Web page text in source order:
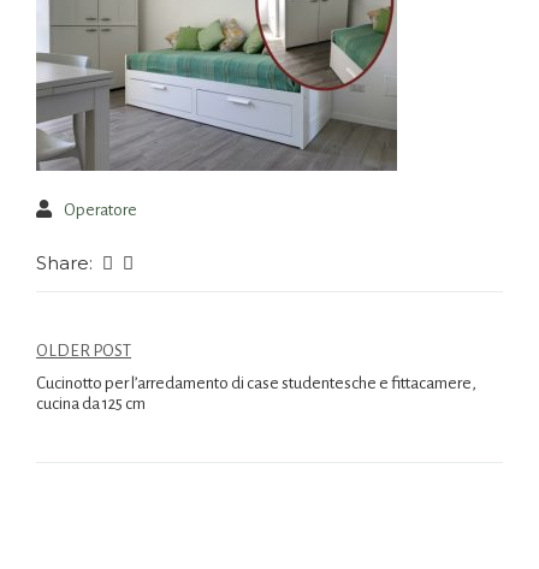
Operatore
Share:
OLDER POST
Cucinotto per l’arredamento di case studentesche e fittacamere,
cucina da 125 cm